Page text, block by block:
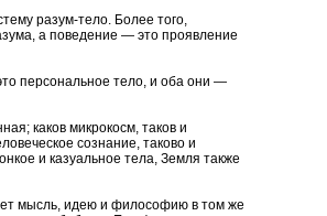
разум-тело. Более того,
а поведение — это проявление
персональное тело, и оба они —
каков микрокосм, таков и
сознание, таково и
и казуальное тела, Земля также
мысль, идею и философию в том же